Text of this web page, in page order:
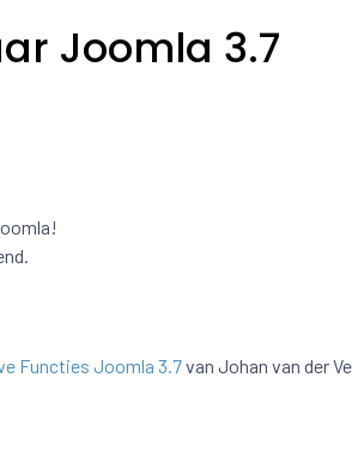
Joomla 3.7
Functies Joomla 3.7van Johan van der